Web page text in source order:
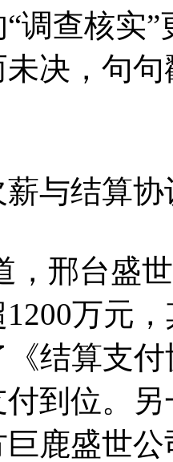
调查核实
决，句
与结算
邢台盛
万元
结算支
付到位。
鹿盛世